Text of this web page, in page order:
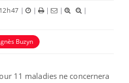
| | | |
|
Buzyn
11 maladies ne concernera